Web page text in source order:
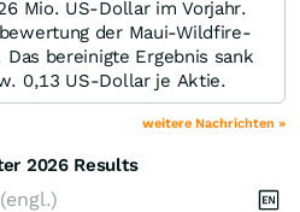
Mio. US-Dollar im Vorjahr.
der Maui-Wildfire-
bereinigte Ergebnis sank
0,13 US-Dollar je Aktie.
weitere Nachrichten »
2026 Results